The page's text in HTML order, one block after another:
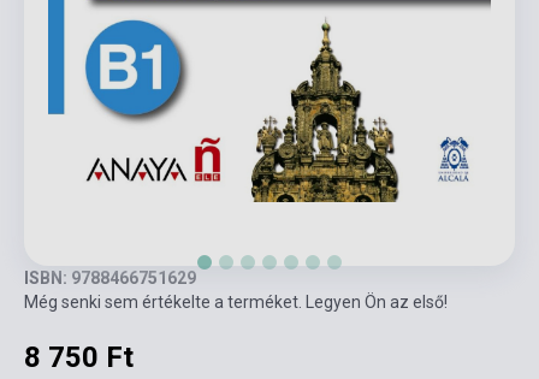
ISBN: 9788466751629
Még senki sem értékelte a terméket. Legyen Ön az első!
8 750 Ft